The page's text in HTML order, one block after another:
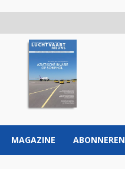
MAGAZINE ABONNEREN